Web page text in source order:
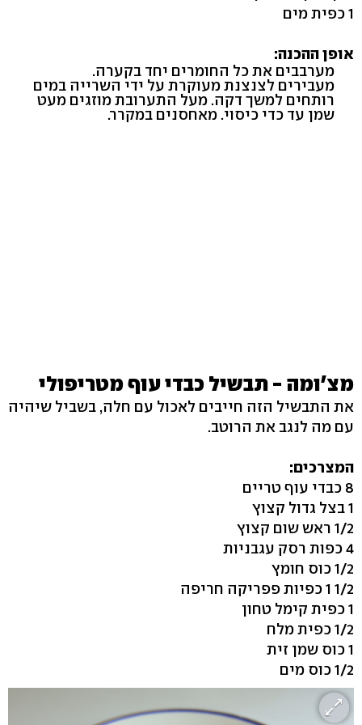
1 כפית מים
אופן ההכנה:
מערבבים את כל החומרים יחד בקערה.
מעבירים לצנצנת מעוקרת על ידי השרייה במים
רותחים למשך דקה. מעל התערובת מוזגים מעט
שמן עד כדי כיסוי. מאחסנים במקרר.
מצ'ומה - תבשיל כבדי עוף מטריפולי
את התבשיל הזה חייבים לאכול עם חלה, בשביל שיהיה
עם מה לנגב את הרוטב.
המצרכים:
8 כבדי עוף טריים
1 בצל גדול קצוץ
1/2 ראש שום קצוץ
4 כפות רסק עגבניות
1/2 כוס חומץ
1/2 1 כפיות פפריקה חריפה
1 כפית קימל טחון
1/2 כפית מלח
1 כוס שמן זית
1/2 כוס מים